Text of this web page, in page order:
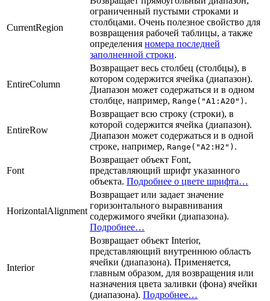
CurrentRegion
ограниченный пустыми строками и
столбцами. Очень полезное свойство для
возвращения рабочей таблицы, а также
определения номера последней
заполненной строки.
EntireColumn
Возвращает весь столбец (столбцы), в
котором содержится ячейка (диапазон).
Диапазон может содержаться и в одном
столбце, например, Range("A1:A20") .
EntireRow
Возвращает всю строку (строки), в
которой содержится ячейка (диапазон).
Диапазон может содержаться и в одной
строке, например, Range("A2:H2") .
Font
Возвращает объект Font,
представляющий шрифт указанного
объекта. Подробнее о цвете шрифта…
HorizontalAlignment
Возвращает или задает значение
горизонтального выравнивания
содержимого ячейки (диапазона).
Подробнее…
Interior
Возвращает объект Interior,
представляющий внутреннюю область
ячейки (диапазона). Применяется,
главным образом, для возвращения или
назначения цвета заливки (фона) ячейки
(диапазона). Подробнее…